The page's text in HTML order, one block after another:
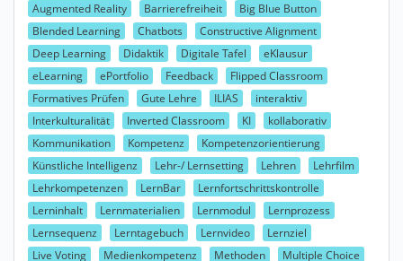
Augmented Reality
Barrierefreiheit
Big Blue Button
Blended Learning
Chatbots
Constructive Alignment
Deep Learning
Didaktik Digitale Tafel
eKlausur
eLearning
ePortfolio Feedback
Flipped Classroom
Formatives Prüfen
Gute Lehre ILIAS
interaktiv
Interkulturalität
Inverted Classroom KI
kollaborativ
Kommunikation
Kompetenz
Kompetenzorientierung
Künstliche Intelligenz
Lehr-/ Lernsetting Lehren
Lehrfilm
Lehrkompetenzen
LernBar
Lernfortschrittskontrolle
Lerninhalt
Lernmaterialien Lernmodul
Lernprozess
Lernsequenz
Lerntagebuch Lernvideo
Lernziel
Live Voting
Medienkompetenz Methoden
Multiple Choice